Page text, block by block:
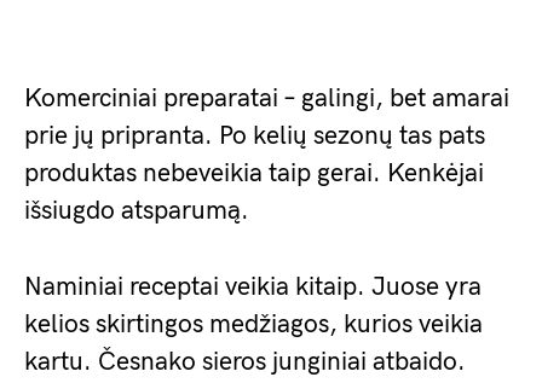
Komerciniai preparatai – galingi, bet amarai
prie jų pripranta. Po kelių sezonų tas pats
produktas nebeveikia taip gerai. Kenkėjai
išsiugdo atsparumą.
Naminiai receptai veikia kitaip. Juose yra
kelios skirtingos medžiagos, kurios veikia
kartu. Česnako sieros junginiai atbaido.